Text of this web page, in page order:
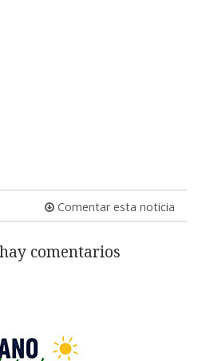
Comentar esta noticia
comentarios